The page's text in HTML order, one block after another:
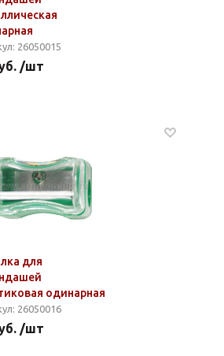
26050015
/шт
для
одинарная
26050016
/шт